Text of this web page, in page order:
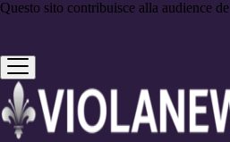
Questo sito contribuisce alla audience de